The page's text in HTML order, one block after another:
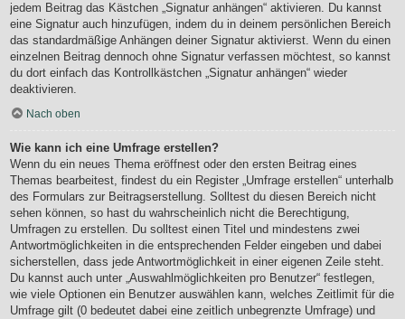
jedem Beitrag das Kästchen „Signatur anhängen“ aktivieren. Du kannst
eine Signatur auch hinzufügen, indem du in deinem persönlichen Bereich
das standardmäßige Anhängen deiner Signatur aktivierst. Wenn du einen
einzelnen Beitrag dennoch ohne Signatur verfassen möchtest, so kannst
du dort einfach das Kontrollkästchen „Signatur anhängen“ wieder
deaktivieren.
Nach oben
Wie kann ich eine Umfrage erstellen?
Wenn du ein neues Thema eröffnest oder den ersten Beitrag eines
Themas bearbeitest, findest du ein Register „Umfrage erstellen“ unterhalb
des Formulars zur Beitragserstellung. Solltest du diesen Bereich nicht
sehen können, so hast du wahrscheinlich nicht die Berechtigung,
Umfragen zu erstellen. Du solltest einen Titel und mindestens zwei
Antwortmöglichkeiten in die entsprechenden Felder eingeben und dabei
sicherstellen, dass jede Antwortmöglichkeit in einer eigenen Zeile steht.
Du kannst auch unter „Auswahlmöglichkeiten pro Benutzer“ festlegen,
wie viele Optionen ein Benutzer auswählen kann, welches Zeitlimit für die
Umfrage gilt (0 bedeutet dabei eine zeitlich unbegrenzte Umfrage) und